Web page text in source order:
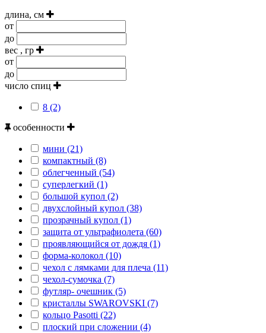
длина, см
от
до
вес , гр
от
до
число спиц
8 (2)
особенности
мини (21)
компактный (8)
облегченный (54)
суперлегкий (1)
большой купол (2)
двухслойный купол (38)
прозрачный купол (1)
защита от ультрафиолета (60)
проявляющийся от дождя (1)
форма-колокол (10)
чехол с лямками для плеча (11)
чехол-сумочка (7)
футляр- очешник (5)
кристаллы SWAROVSKI (7)
кольцо Pasotti (22)
плоский при сложении (4)